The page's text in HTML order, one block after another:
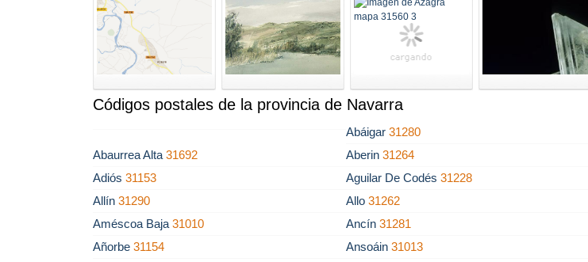
Códigos postales de la provincia de Navarra
Abáigar31280
Abaurrea Alta 31692 Aberin31264
Adiós 31153 Aguilar De Codés31228
Allín 31290 Allo31262
Améscoa Baja 31010 Ancín31281
Añorbe 31154 Ansoáin31013